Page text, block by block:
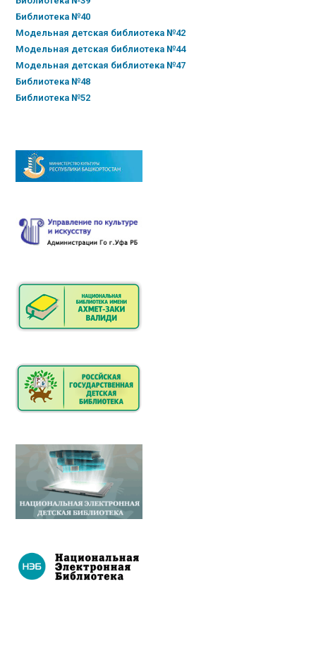
Библиотека №40
Модельная детская библиотека №42
Модельная детская библиотека №44
Модельная детская библиотека №47
Библиотека №48
Библиотека №52